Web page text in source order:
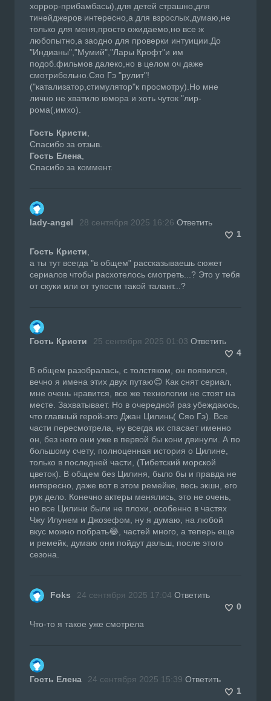
хоррор-прибамбасы),для детей страшно,для
тинейджеров интересно,а для взрослых,думаю,не
только для меня,просто ожидаемо,но все ж
любопытно,а заодно для проверки интуиции.До
"Индианы","Мумий","Лары Крофт"и им
подоб.фильмов далеко,но в целом оч даже
смотрибельно.Сяо Гэ "рулит"!
("катализатор,стимулятор"к просмотру).Но мне
лично не хватило юмора и хоть чуток "лир-
рома(,имхо).
Гость Кристи
Спасибо за отзыв.
Гость Елена
Спасибо за коммент.
lady-angel 28 сентября 2025 16:26 Ответить
1
Гость Кристи
а ты тут всегда "в общем" рассказываешь сюжет
сериалов чтобы расхотелось смотреть...? Это у тебя
от скуки или от тупости такой талант...?
Гость Кристи 25 сентября 2025 01:03 Ответить
4
В общем разобралась, с толстяком, он появился,
вечно я имена этих двух путаю😊 Как снят сериал,
мне очень нравится, все же технологии не стоят на
месте. Захватывает. Но в очередной раз убеждаюсь,
что главный герой-это Джан Цилинь( Сяо Гэ). Все
части пересмотрела, ну всегда их спасает именно
он, без него они уже в первой бы кони двинули. А по
большому счету, полноценная история о Цилине,
только в последней части, (Тибетский морской
цветок). В общем без Цилиня, было бы и правда не
интересно, даже вот в этом ремейке, весь экшн, его
рук дело. Конечно актеры менялись, это не очень,
но все Цилини были не плохи, особенно в частях
Чжу Илунем и Джозефом, ну я думаю, на любой
вкус можно побрать😂, частей много, а теперь еще
и ремейк, думаю они пойдут дальш, после этого
сезона.
Foks 24 сентября 2025 17:04 Ответить
0
Что-то я такое уже смотрела
Гость Елена 24 сентября 2025 15:39 Ответить
1